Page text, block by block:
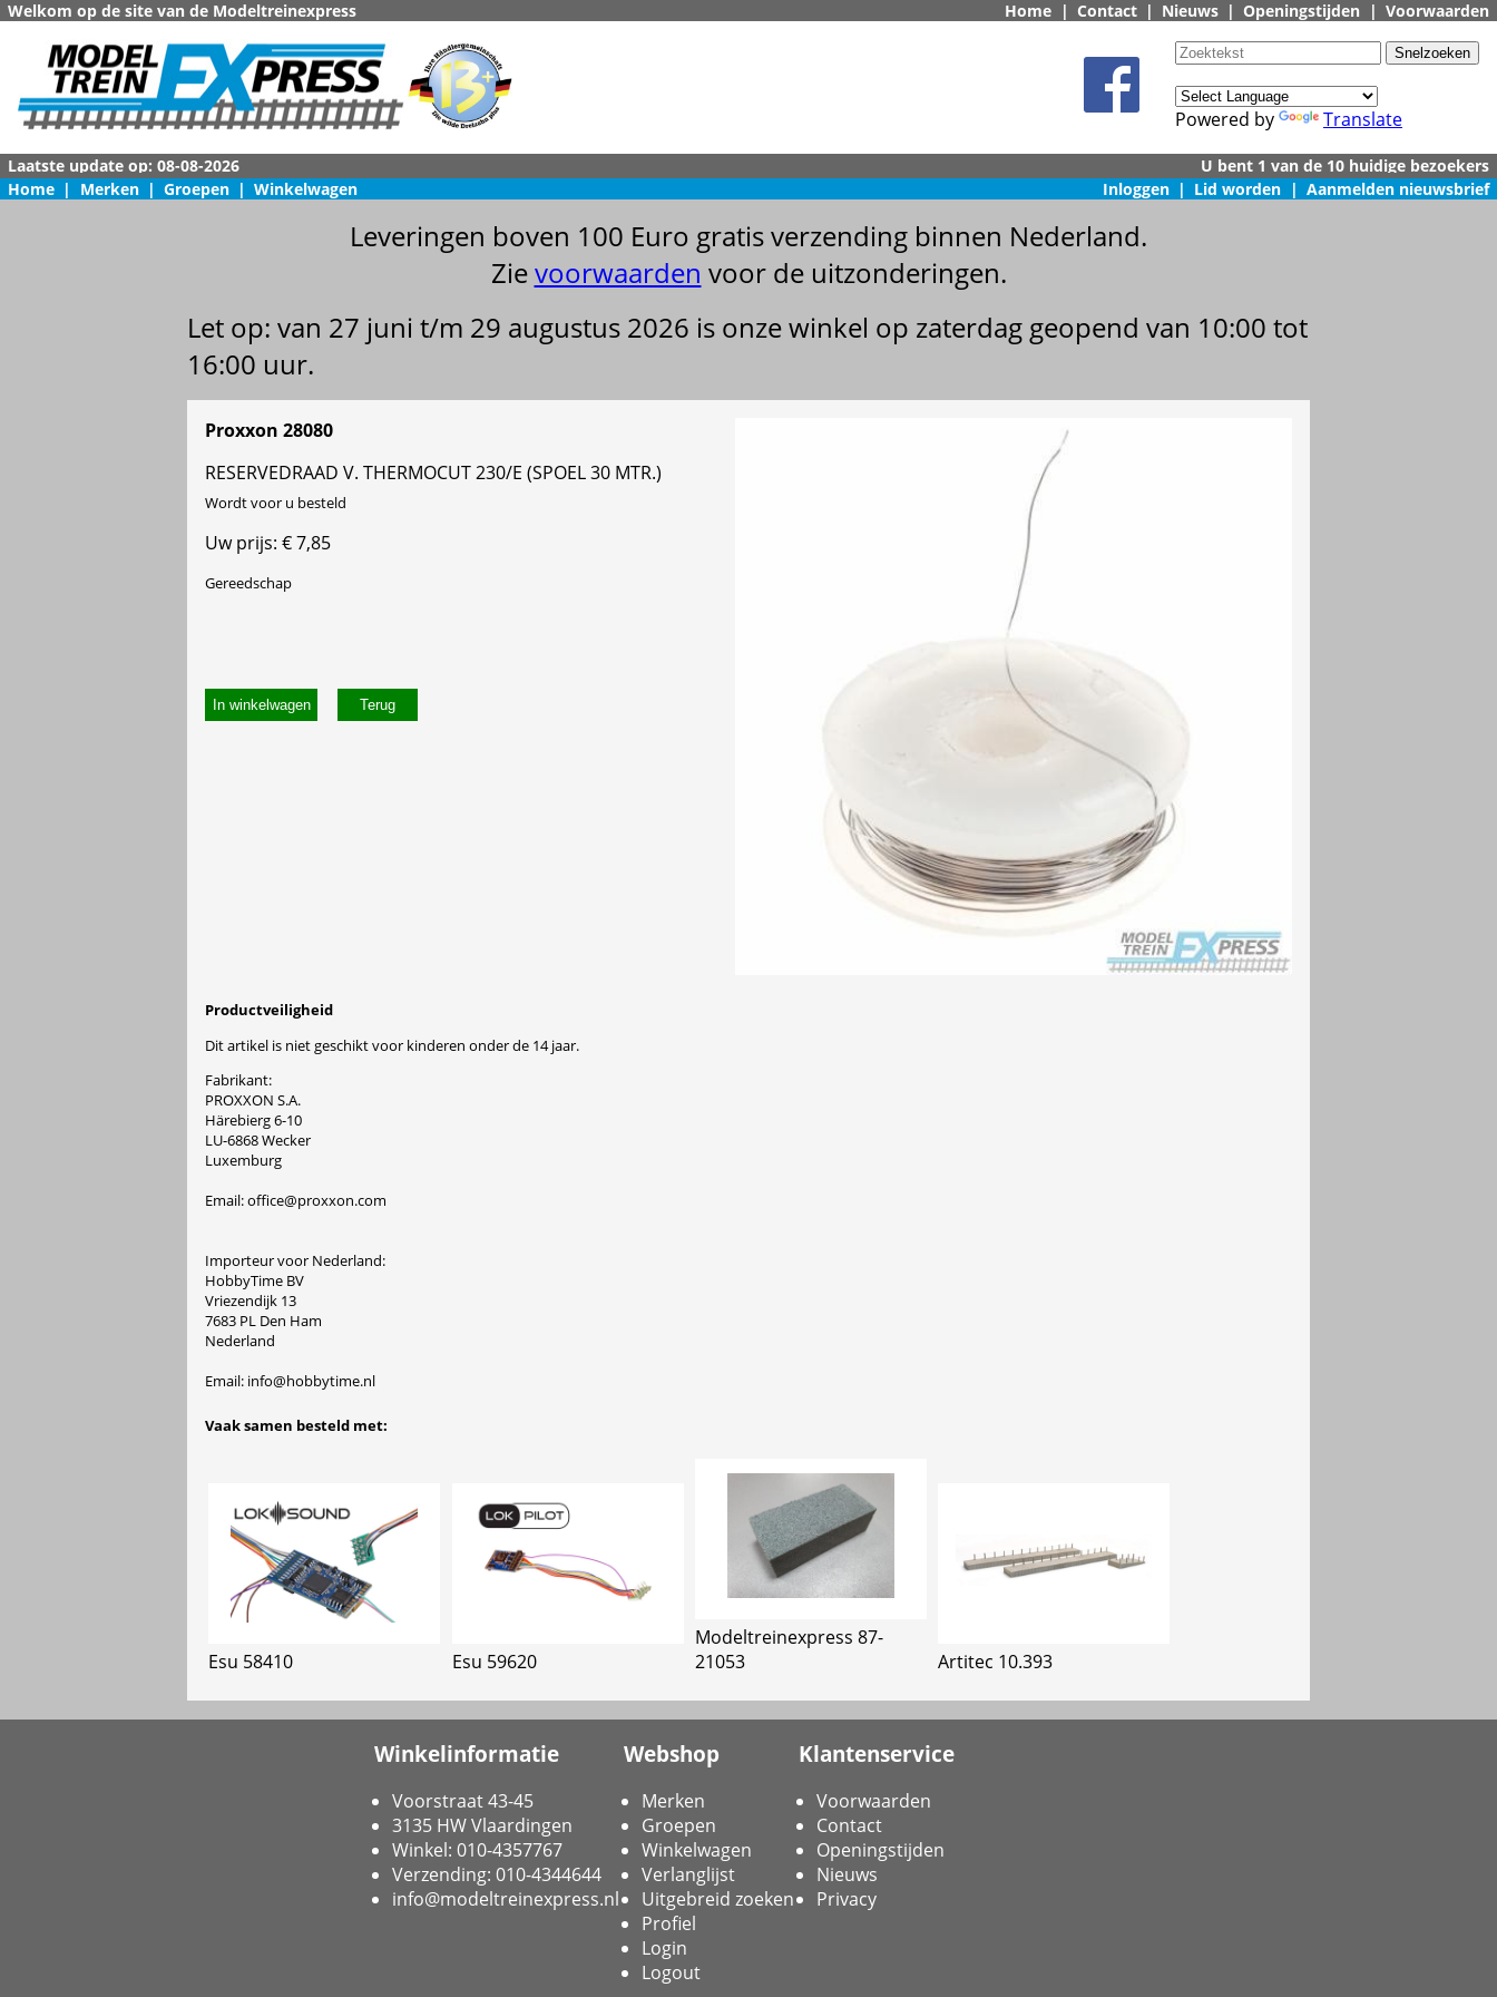
Welkom op de site van de Modeltreinexpress Home | Contact | Nieuws | Openingstijden | Voorwaarden
Powered by Translate
Home | Merken | Groepen | Winkelwagen Inloggen | Lid worden | Aanmelden nieuwsbrief
Leveringen boven 100 Euro gratis verzending binnen Nederland.
Zievoorwaarden voor de uitzonderingen.
Let op: van 27 juni t/m 29 augustus 2026 is onze winkel op zaterdag geopend van 10:00 tot
16:00 uur.
Proxxon 28080
RESERVEDRAAD V. THERMOCUT 230/E (SPOEL 30 MTR.)
Wordt voor u besteld
Uw prijs: € 7,85
Gereedschap
In winkelwagen
Productveiligheid
Dit artikel is niet geschikt voor kinderen onder de 14 jaar.
Fabrikant:
PROXXON S.A.
Härebierg 6-10
LU-6868 Wecker
Luxemburg
Email: office@proxxon.com
Importeur voor Nederland:
HobbyTime BV
Vriezendijk 13
7683 PL Den Ham
Nederland
Email: info@hobbytime.nl
Vaak samen besteld met:
Esu 58410 Esu 59620
Modeltreinexpress 87-
21053
Artitec 10.393
Winkelinformatie
Voorstraat 43-45
3135 HW Vlaardingen
Winkel: 010-4357767
Verzending: 010-4344644
info@modeltreinexpress.nl
Webshop
Merken
Groepen
Winkelwagen
Verlanglijst
Uitgebreid zoeken
Profiel
Login
Logout
Klantenservice
Voorwaarden
Contact
Openingstijden
Nieuws
Privacy